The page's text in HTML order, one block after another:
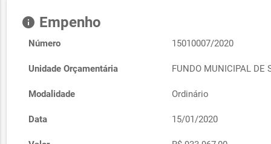
info Empenho
Número 15010007/2020
Unidade Orçamentária FUNDO MUNICIPAL DE
Modalidade Ordinário
Data 15/01/2020